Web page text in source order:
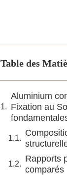
Table des
Aluminium
Fixation au
Rapports
comparés